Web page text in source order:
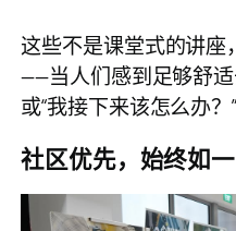
这些不是课堂式的讲座
——当人们感到足够舒适
或“我接下来该怎么办？
社区优先，始终如一